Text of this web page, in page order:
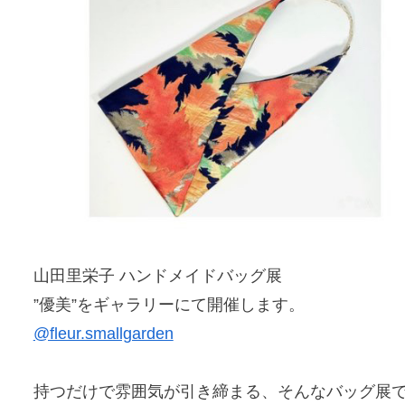
山田里栄子 ハンドメイドバッグ展
”優美”をギャラリーにて開催します。
@fleur.smallgarden
持つだけで雰囲気が引き締まる、そんなバッグ展